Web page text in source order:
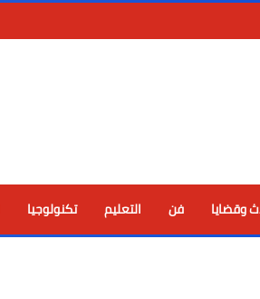
وقضايا فن التعليم تكنولوجيا